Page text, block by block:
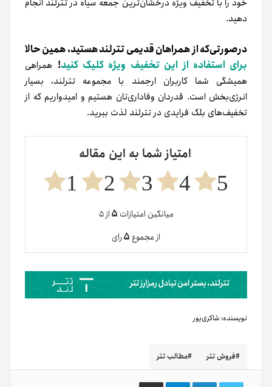
خود را با تخفیف ویژه درخشان‌ترین جمعه سیاه در تترلند انجام
دهید.
در‌صورتی‌که از همراهان قدیمی تترلند هستید، همین حالا
برای استفاده از این تخفیف ویژه کلیک کنید! همراهی
همیشگی شما کاربران ارجمند با مجموعه تترلند، بسیار
انرژی‌بخش است. قدردان وفاداری‌تان هستیم و امیدواریم که از
تخفیف‌های بلک فرایدی در تترلند لذت ببرید.
امتیاز شما به این مقاله
5
4
3
2
1
میانگین امتیازات ۵از ۵
از مجموع۵رای
نویسنده: شاکری‌پور
فروش تتر مطالب تتر